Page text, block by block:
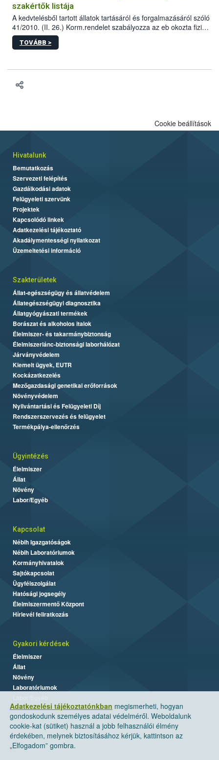
szakértők listája
A kedvtelésből tartott állatok tartásáról és forgalmazásáról szóló
41/2010. (II. 26.) Korm.rendelet szabályozza az eb okozta fizikai
sérülés, illetve ennek veszélye keletkezésekor felmerülő
hatósági feladatokat, valamint a veszélyes eb tartását és annak
TOVÁBB >
Adatkezelési tájékoztatónkban megismerheti, hogyan
gondoskodunk személyes adatai védelméről. Weboldalunk
cookie-kat (sütiket) használ a jobb felhasználói élmény
érdekében, melynek biztosításához kérjük, kattintson az
„Elfogadom” gombra.
Cookie beállítások
Hivatalunk
Bemutatkozás
Szervezeti felépítés
Gazdálkodási adatok
Felügyeleti szervünk
Projektek
Kapcsolódó linkek
Adatkezelési tájékoztató
Akadálymentességi nyilatkozat
Üzemeltetési információ
Szakterületek
Állat-egészségügy és állatvédelem
Állategészségügyi diagnosztika
Állatgyógyászati termékek
Borászat és alkoholos italok
Élelmiszer- és takarmánybiztonság
Élelmiszerlánc-biztonsági laborhálózat
Járványvédelem
Kiemelt ügyek, EUTR
Kockázatkezelés
Mezőgazdasági genetikai erőforrások
Növényvédelem
Nyilvántartási és Felügyeleti Díj
Rendszerszervezés és felügyelet
Termékpálya-ellenőrzés
Ügyintézés
Élelmiszer
Állat
Növény
Labor/Egyéb
Kapcsolat
Nébih Igazgatóságok
Nébih Laboratóriumok
Kormányhivatalok
Sajtókapcsolat
Ügyfélszolgálat
Hatósági jogsegély
Élelmiszermentő Központ
Hírlevél feliratkozás
Gyakori kérdések
Élelmiszer
Állat
Növény
Laboratóriumok